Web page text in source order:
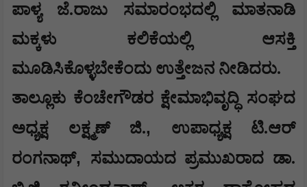
ಪಾಳ್ಯ ಜೆ.ರಾಜು ಸಮಾರಂಭದಲ್ಲಿ ಮಾತನಾಡಿ
ಮಕ್ಕಳು ಕಲಿಕೆಯಲ್ಲಿ ಆಸಕ್ತಿ
ಮೂಡಿಸಿಕೊಳ್ಳಬೇಕೆಂದು ಉತ್ತೇಜನ ನೀಡಿದರು.
ತಾಲ್ಲೂಕು ಕೆಂಚೇಗೌಡರ ಕ್ಷೇಮಾಭಿವೃದ್ಧಿ ಸಂಘದ
ಅಧ್ಯಕ್ಷ ಲಕ್ಷ್ಮಣ್ ಜಿ., ಉಪಾಧ್ಯಕ್ಷ ಟಿ.ಆರ್
ರಂಗನಾಥ್, ಸಮುದಾಯದ ಪ್ರಮುಖರಾದ ಡಾ.